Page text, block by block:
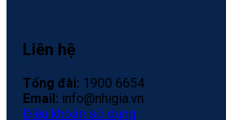
Liên hệ
Tổng đài: 1900 6654
Email: info@nhigia.vn
Điều khoản sử dụng